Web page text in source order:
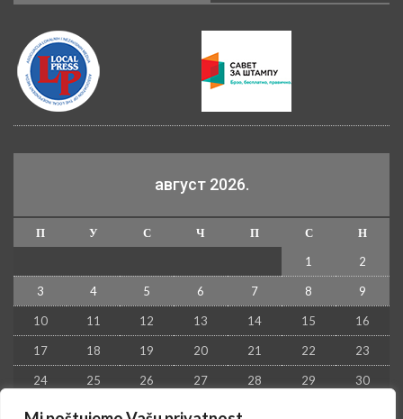
август 2026.
П У С Ч П С
Н
1
2
3 4 5 6 7 8 9
10 11 12 13 14 15 16
17 18 19 20 21 22 23
24 25 26 27 28 29 30
31